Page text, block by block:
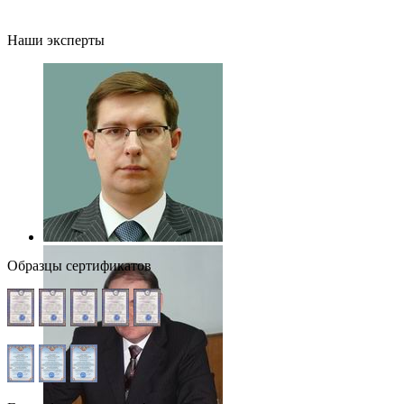
Наши эксперты
Образцы сертификатов